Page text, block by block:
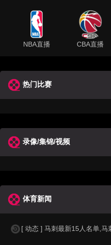
NBA直播 CBA直播
热门比赛
录像/集锦/视频
体育新闻
[ 动态 ] 马刺最新15人名单,马